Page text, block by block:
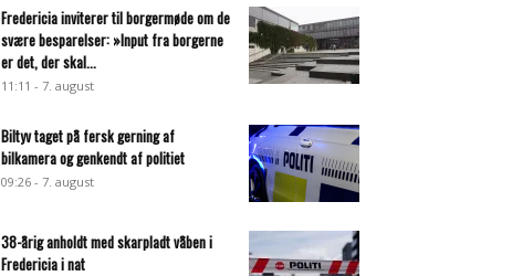
Fredericia inviterer til borgermøde om de
svære besparelser: »Input fra borgerne
er det, der skal...
11:11 - 7. august
Biltyv taget på fersk gerning af
bilkamera og genkendt af politiet
09:26 - 7. august
38-årig anholdt med skarpladt våben i
Fredericia i nat